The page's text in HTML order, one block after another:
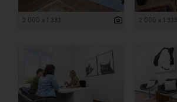
2 000 x 1 333 2 000 x 1 333